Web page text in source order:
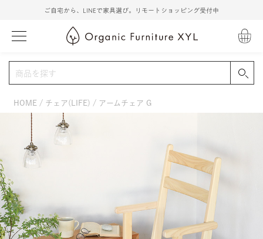
ご自宅から、LINEで家具選び。リモートショッピング受付中
HOME チェア(LIFE) アームチェア G